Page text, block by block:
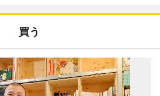
買う